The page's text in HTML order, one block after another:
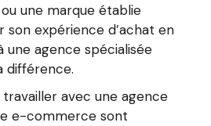
une marque établie
son expérience d’achat en
une agence spécialisée
différence.
avec une agence
e-commerce sont